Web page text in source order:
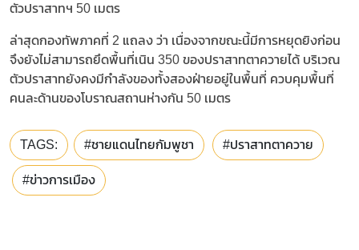
ตัวปราสาทฯ 50 เมตร
ล่าสุดกองทัพภาคที่ 2 แถลง ว่า เนื่องจากขณะนี้มีการหยุดยิงก่อน
จึงยังไม่สามารถยึดพื้นที่เนิน 350 ของปราสาทตาควายได้ บริเวณ
ตัวปราสาทยังคงมีกำลังของทั้งสองฝ่ายอยู่ในพื้นที่ ควบคุมพื้นที่
คนละด้านของโบราณสถานห่างกัน 50 เมตร
TAGS: #ชายแดนไทยกัมพูชา #ปราสาทตาควาย
#ข่าวการเมือง